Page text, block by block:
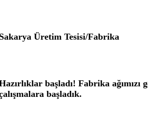
Üretim Tesisi/Fabrika
başladı! Fabrika ağımızı
başladık.